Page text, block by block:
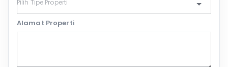
Alamat Properti